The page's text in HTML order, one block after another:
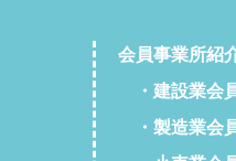
会員事業所紹
・建設業会
・製造業会